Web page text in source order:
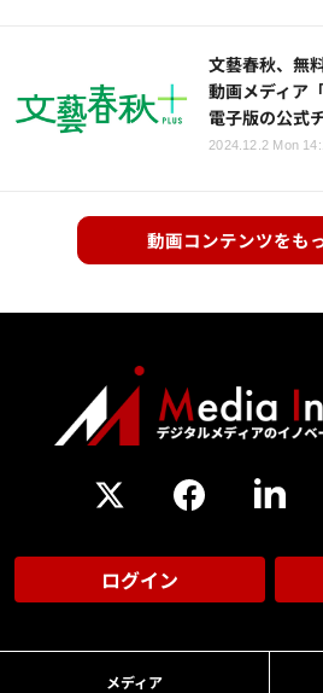
文藝春秋、無
動画メディア
電子版の公式
2024.12.2 Mon
動画コンテンツをも
ログイン
メディア